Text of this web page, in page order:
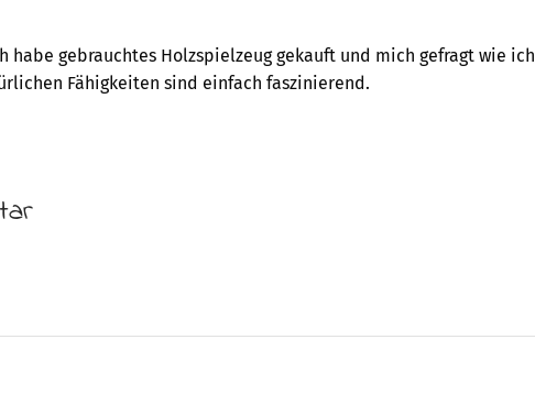
habe gebrauchtes Holzspielzeug gekauft und mich gefragt wie ich
Fähigkeiten sind einfach faszinierend.